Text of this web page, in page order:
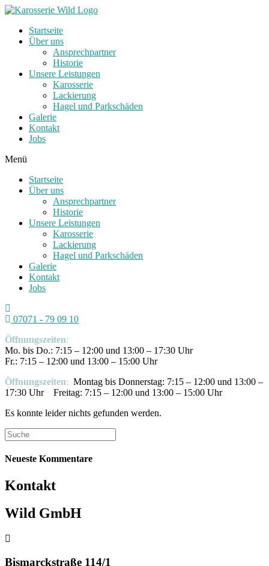
Zum
springenStartseite
Über uns
Ansprechpartner
Historie
Unsere Leistungen
Karosserie
Lackierung
Hagel und Parkschäden
Galerie
Kontakt
Jobs
Menü
Startseite
Über uns
Ansprechpartner
Historie
Unsere Leistungen
Karosserie
Lackierung
Hagel und Parkschäden
Galerie
Kontakt
Jobs
07071 - 79 09 10
Öffnungszeiten:
Mo. bis Do.: 7:15 – 12:00 und 13:00 – 17:30 Uhr
Fr.: 7:15 – 12:00 und 13:00 – 15:00 Uhr
Öffnungszeiten: Montag bis Donnerstag: 7:15 – 12:00 und 13:00 –
17:30 Uhr Freitag: 7:15 – 12:00 und 13:00 – 15:00 Uhr
Es konnte leider nichts gefunden werden.
Neueste Kommentare
Kontakt
Wild GmbH
Bismarckstraße 114/1